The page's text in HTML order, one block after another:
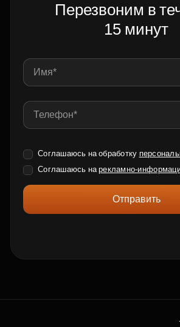
Перезвоним в
15 минут
Соглашаюсь на обработку
Соглашаюсь нарекламно-
Отправить